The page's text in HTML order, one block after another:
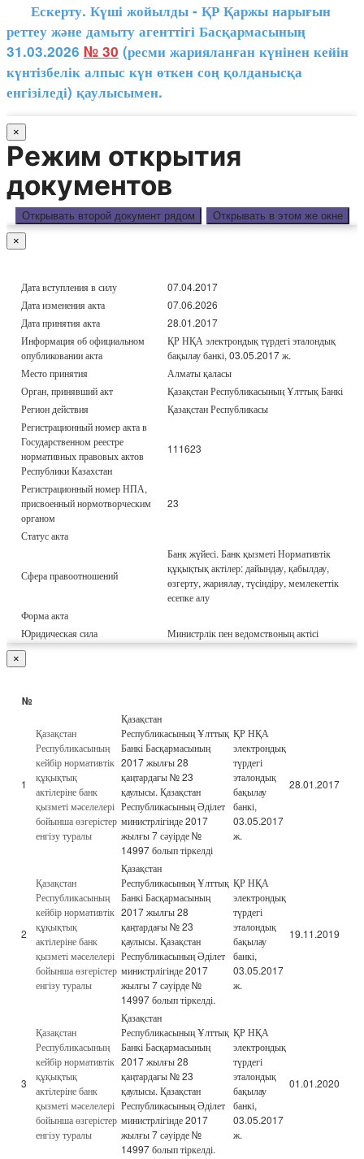
Ескерту. Күші жойылды - ҚР Қаржы нарығын
реттеу және дамыту агенттігі Басқармасының
31.03.2026 № 30 (ресми жарияланған күнінен кейін
күнтізбелік алпыс күн өткен соң қолданысқа
енгізіледі) қаулысымен.
×
Режим открытия
документов
Открывать второй документ рядом Открывать в этом же окне
×
Дата вступления в силу
07.04.2017
Дата изменения акта
07.06.2026
Дата принятия акта
28.01.2017
Информация об официальном
опубликовании акта
ҚР НҚА электрондық түрдегі эталондық
бақылау банкі, 03.05.2017 ж.
Место принятия
Алматы қаласы
Орган, принявший акт
Қазақстан Республикасының Ұлттық Банкі
Регион действия
Қазақстан Республикасы
Регистрационный номер акта в
Государственном реестре
нормативных правовых актов
Республики Казахстан
111623
Регистрационный номер НПА,
присвоенный нормотворческим
органом
23
Статус акта
Сфера правоотношений
Банк жүйесі. Банк қызметі Нормативтік
құқықтық актілер: дайындау, қабылдау,
өзгерту, жариялау, түсіндіру, мемлекеттік
есепке алу
Форма акта
Юридическая сила
Министрлік пен ведомствоның актісі
×
№
1
Қазақстан
Республикасының
кейбір нормативтік
құқықтық
актілеріне банк
қызметі мәселелері
бойынша өзгерістер
енгізу туралы
Қазақстан
Республикасының Ұлттық
Банкі Басқармасының
2017 жылғы 28
қаңтардағы № 23
қаулысы. Қазақстан
Республикасының Әділет
министрлігінде 2017
жылғы 7 сәуірде №
14997 болып тіркелді
ҚР НҚА
электрондық
түрдегі
эталондық
бақылау
банкі,
03.05.2017
ж.
28.01.2017
2
Қазақстан
Республикасының
кейбір нормативтік
құқықтық
актілеріне банк
қызметі мәселелері
бойынша өзгерістер
енгізу туралы
Қазақстан
Республикасының Ұлттық
Банкі Басқармасының
2017 жылғы 28
қаңтардағы № 23
қаулысы. Қазақстан
Республикасының Әділет
министрлігінде 2017
жылғы 7 сәуірде №
14997 болып тіркелді.
ҚР НҚА
электрондық
түрдегі
эталондық
бақылау
банкі,
03.05.2017
ж.
19.11.2019
3
Қазақстан
Республикасының
кейбір нормативтік
құқықтық
актілеріне банк
қызметі мәселелері
бойынша өзгерістер
енгізу туралы
Қазақстан
Республикасының Ұлттық
Банкі Басқармасының
2017 жылғы 28
қаңтардағы № 23
қаулысы. Қазақстан
Республикасының Әділет
министрлігінде 2017
жылғы 7 сәуірде №
14997 болып тіркелді.
ҚР НҚА
электрондық
түрдегі
эталондық
бақылау
банкі,
03.05.2017
ж.
01.01.2020